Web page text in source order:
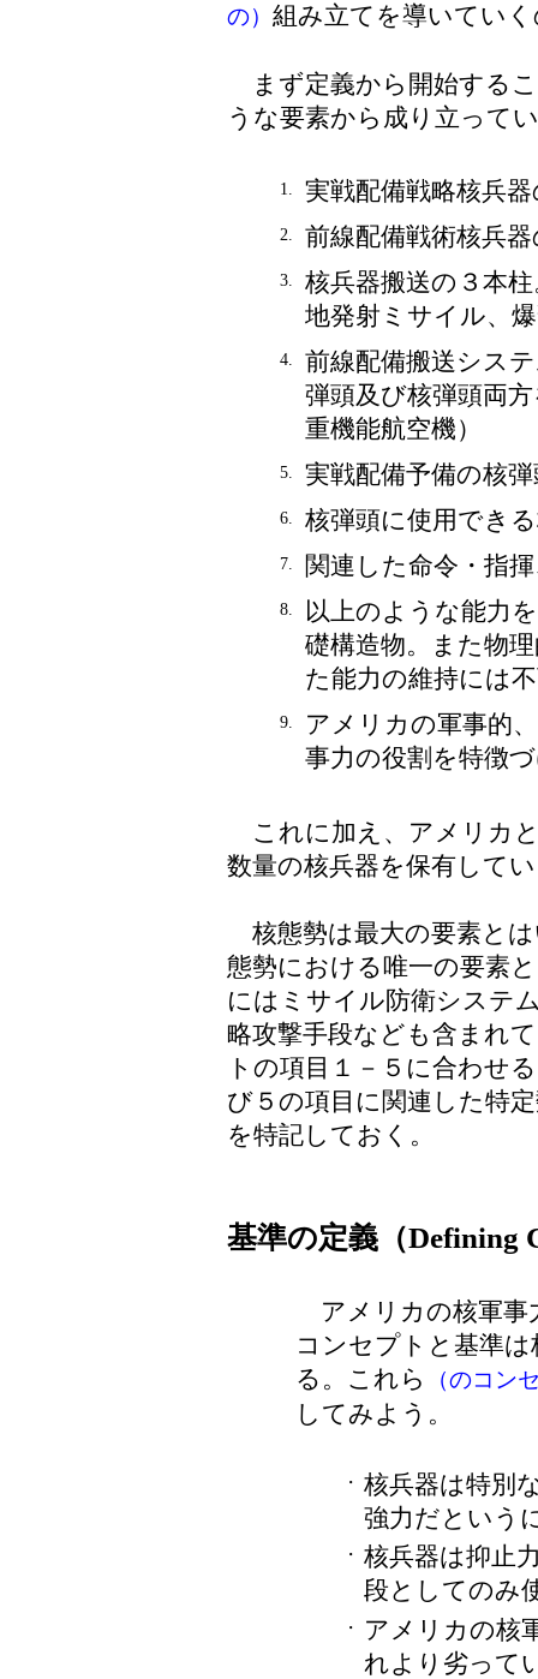
の） 組み立てを導いてい
まず定義から開始する
うな要素から成り立って
1. 実戦配備戦略核兵
2. 前線配備戦術核兵
3.
核兵器搬送の３本
地発射ミサイル、
4.
前線配備搬送シス
弾頭及び核弾頭両
重機能航空機）
5. 実戦配備予備の核
6. 核弾頭に使用でき
7. 関連した命令・指
8.
以上のような能力
礎構造物。また物
た能力の維持には
9.
アメリカの軍事的
事力の役割を特徴
これに加え、アメリカ
数量の核兵器を保有して
核態勢は最大の要素と
態勢における唯一の要素
にはミサイル防衛システ
略攻撃手段なども含まれ
トの項目１－５に合わせ
び５の項目に関連した特
を特記しておく。
基準の定義（Defining
アメリカの核軍事
コンセプトと基準
る。これら
（のコン
してみよう。
・ 核兵器は特別
強力だという
・ 核兵器は抑止
段としてのみ
・
アメリカの核
れより劣って